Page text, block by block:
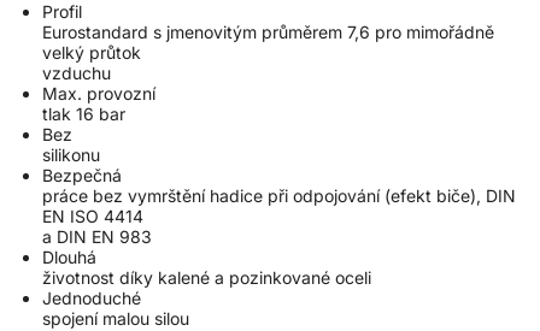
Profil
Eurostandard s jmenovitým průměrem 7,6 pro mimořádně
velký průtok
vzduchu
Max. provozní
tlak 16 bar
Bez
silikonu
Bezpečná
práce bez vymrštění hadice při odpojování (efekt biče), DIN
EN ISO 4414
a DIN EN 983
Dlouhá
životnost díky kalené a pozinkované oceli
Jednoduché
spojení malou silou